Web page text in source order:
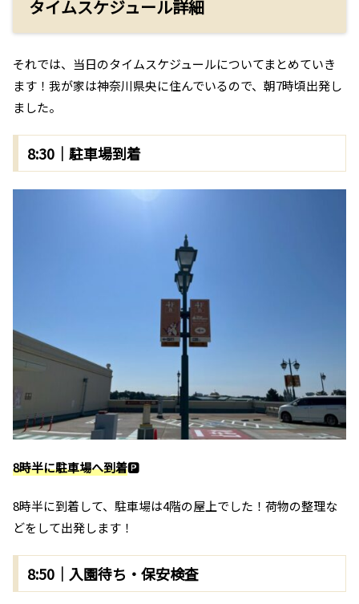
タイムスケジュール詳細
それでは、当日のタイムスケジュールについてまとめていき
ます！我が家は神奈川県央に住んでいるので、朝7時頃出発し
ました。
8:30｜駐車場到着
8時半に駐車場へ到着🅿️
8時半に到着して、駐車場は4階の屋上でした！荷物の整理な
どをして出発します！
8:50｜入園待ち・保安検査